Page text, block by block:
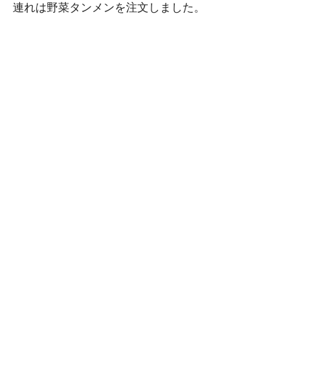
連れは野菜タンメンを注文しました。